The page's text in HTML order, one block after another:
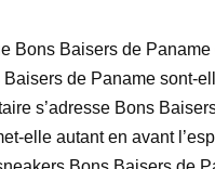
Bons Baisers de
de Paname sont-
s’adresse Bons
elle autant en avant